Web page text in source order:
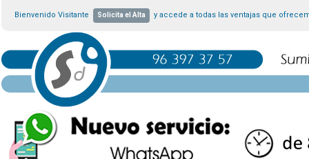
Bienvenido Visitante Solicita el Alta y accede a todas las ventajas que